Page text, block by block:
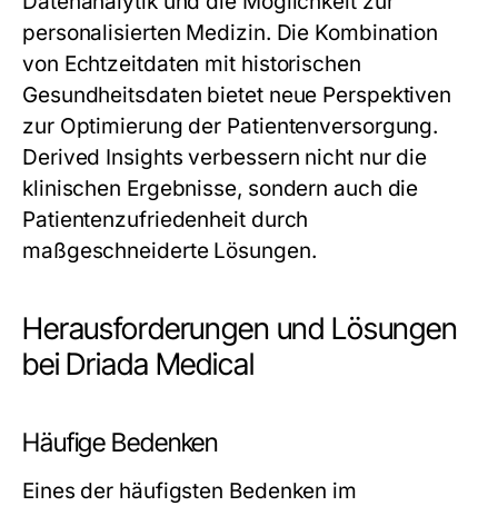
personalisierten Medizin. Die Kombination
von Echtzeitdaten mit historischen
Gesundheitsdaten bietet neue Perspektiven
zur Optimierung der Patientenversorgung.
Derived Insights verbessern nicht nur die
klinischen Ergebnisse, sondern auch die
Patientenzufriedenheit durch
maßgeschneiderte Lösungen.
Herausforderungen und Lösungen
bei Driada Medical
Häufige Bedenken
Eines der häufigsten Bedenken im